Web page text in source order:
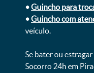
•Guincho para
•Guincho com
veículo.
Se bater ou
Socorro 24h em